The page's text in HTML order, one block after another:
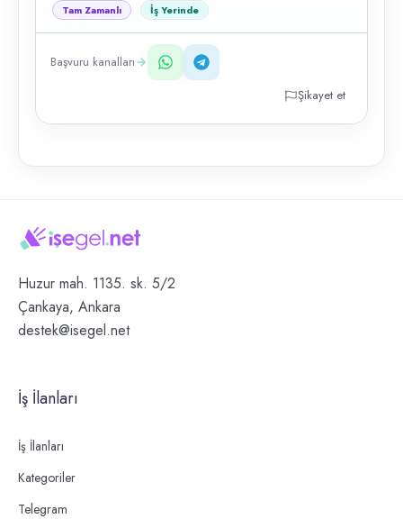
Tam Zamanlı İş Yerinde
Başvuru kanalları
Şikayet et
Huzur mah. 1135. sk. 5/2
Çankaya, Ankara
destek@isegel.net
İş İlanları
İş İlanları
Kategoriler
Telegram